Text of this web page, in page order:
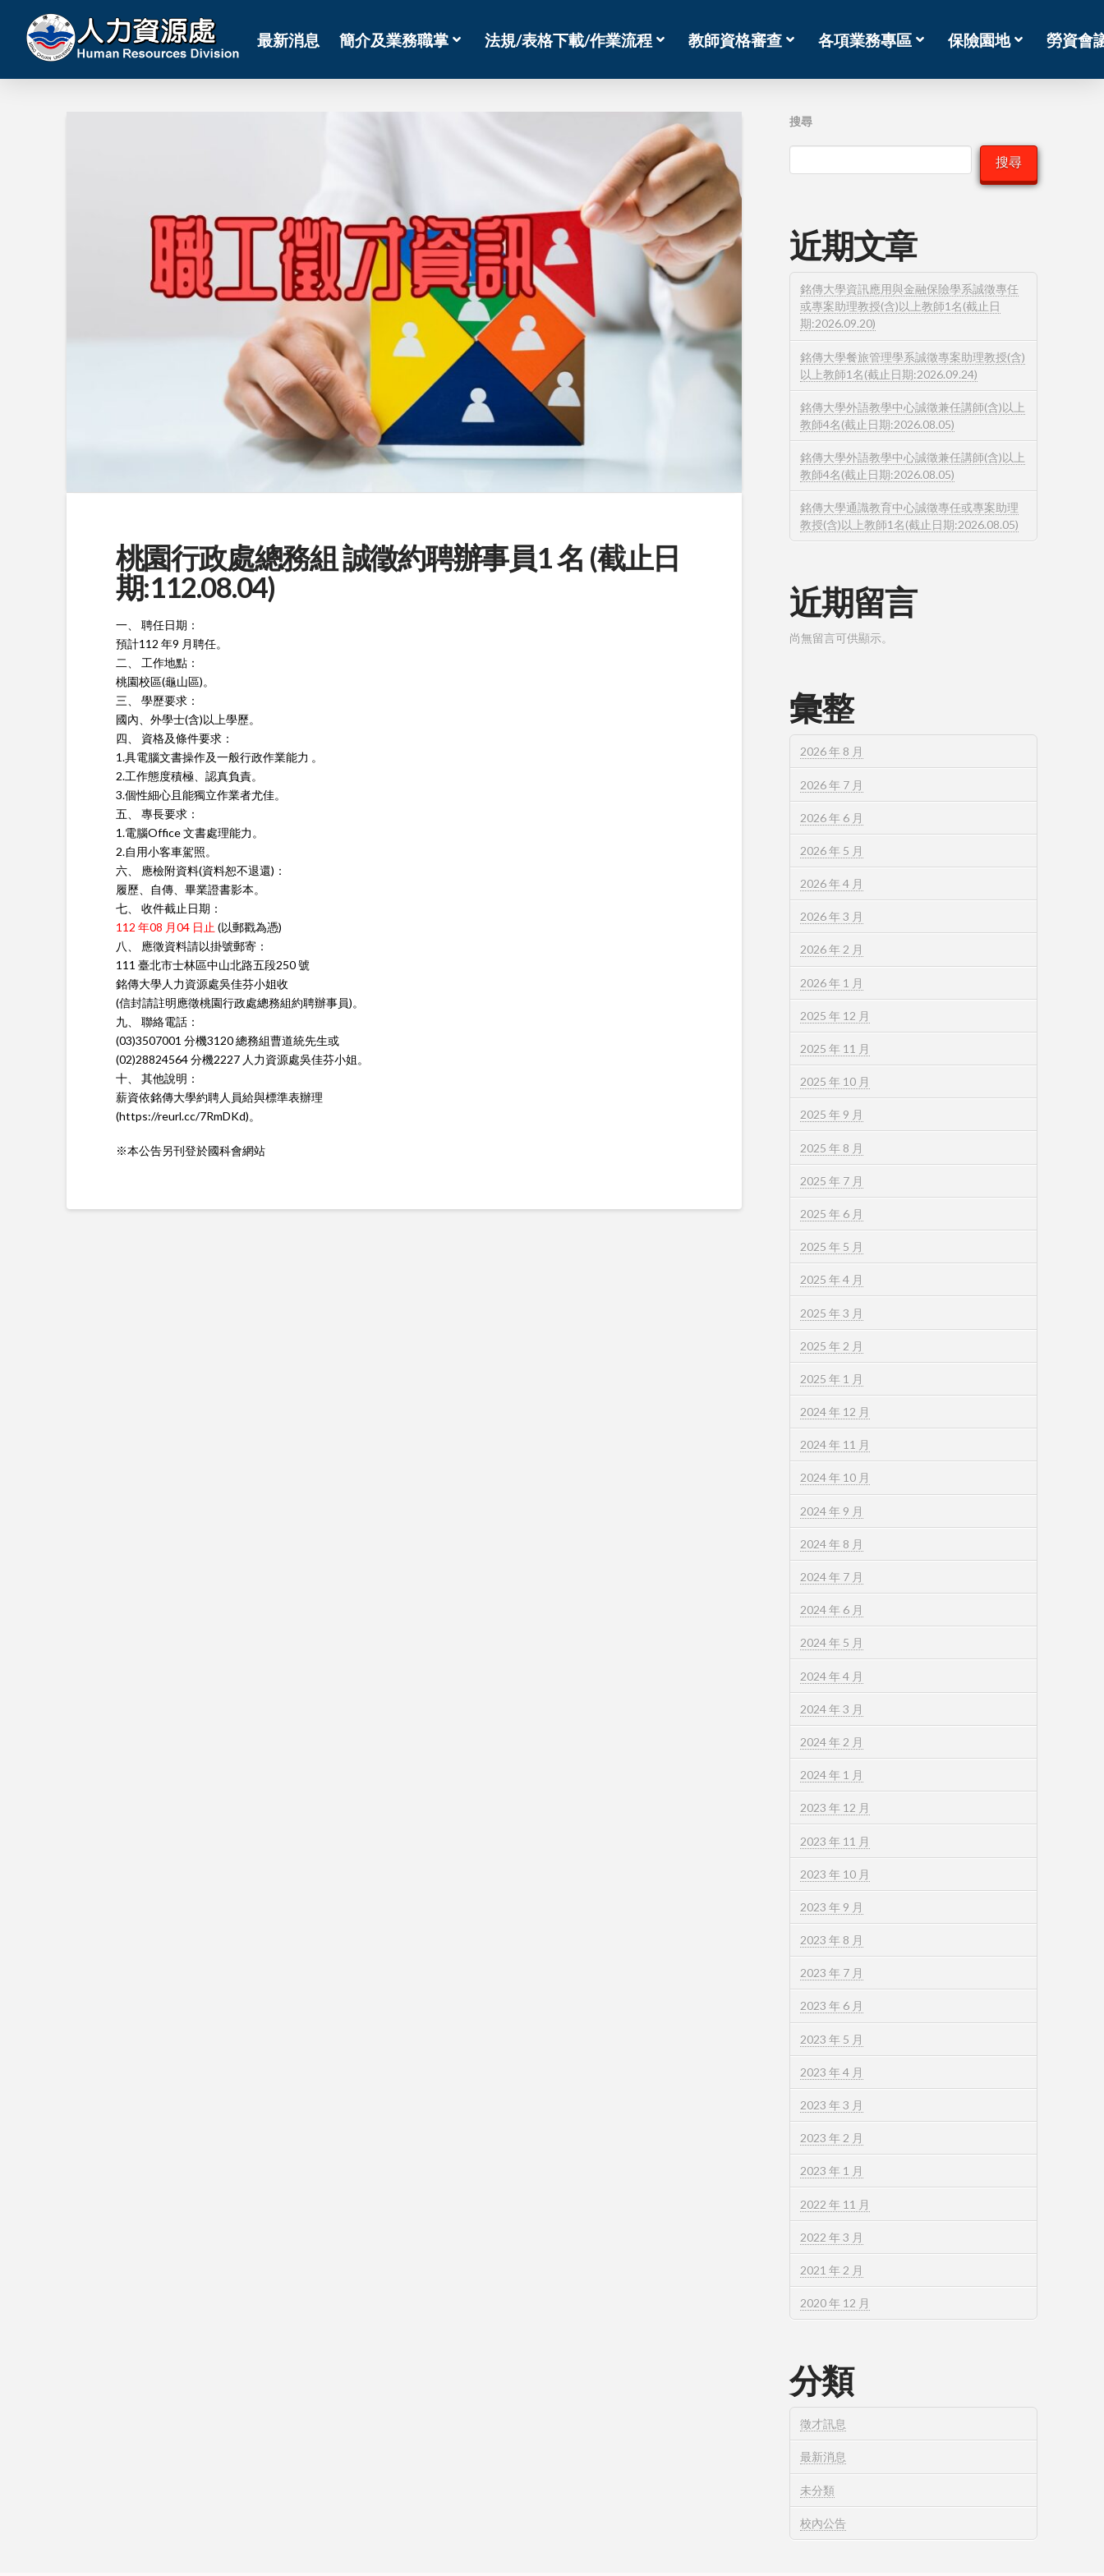
最新消息 簡介及業務職掌 法規/表格下載/作業流程 教師資格審查 各項業務專區 保險園地 勞資會
桃園行政處總務組 誠徵約聘辦事員1 名 (截止日
期:112.08.04)
一、 聘任日期：
預計112 年9 月聘任。
二、 工作地點：
桃園校區(龜山區)。
三、 學歷要求：
國內、外學士(含)以上學歷。
四、 資格及條件要求：
1.具電腦文書操作及一般行政作業能力 。
2.工作態度積極、認真負責。
3.個性細心且能獨立作業者尤佳。
五、 專長要求：
1.電腦Office 文書處理能力。
2.自用小客車駕照。
六、 應檢附資料(資料恕不退還)：
履歷、自傳、畢業證書影本。
七、 收件截止日期：
112 年08 月04 日止 (以郵戳為憑)
八、 應徵資料請以掛號郵寄：
111 臺北市士林區中山北路五段250 號
銘傳大學人力資源處吳佳芬小姐收
(信封請註明應徵桃園行政處總務組約聘辦事員)。
九、 聯絡電話：
(03)3507001 分機3120 總務組曹道統先生或
(02)28824564 分機2227 人力資源處吳佳芬小姐。
十、 其他說明：
薪資依銘傳大學約聘人員給與標準表辦理
(https://reurl.cc/7RmDKd)。
※本公告另刊登於國科會網站
搜尋
搜尋
近期文章
銘傳大學資訊應用與金融保險學系誠徵專任
或專案助理教授(含)以上教師1名(截止日
期:2026.09.20)
銘傳大學餐旅管理學系誠徵專案助理教授(含)
以上教師1名(截止日期:2026.09.24)
銘傳大學外語教學中心誠徵兼任講師(含)以上
教師4名(截止日期:2026.08.05)
銘傳大學外語教學中心誠徵兼任講師(含)以上
教師4名(截止日期:2026.08.05)
銘傳大學通識教育中心誠徵專任或專案助理
教授(含)以上教師1名(截止日期:2026.08.05)
近期留言
尚無留言可供顯示。
彙整
2026 年 8 月
2026 年 7 月
2026 年 6 月
2026 年 5 月
2026 年 4 月
2026 年 3 月
2026 年 2 月
2026 年 1 月
2025 年 12 月
2025 年 11 月
2025 年 10 月
2025 年 9 月
2025 年 8 月
2025 年 7 月
2025 年 6 月
2025 年 5 月
2025 年 4 月
2025 年 3 月
2025 年 2 月
2025 年 1 月
2024 年 12 月
2024 年 11 月
2024 年 10 月
2024 年 9 月
2024 年 8 月
2024 年 7 月
2024 年 6 月
2024 年 5 月
2024 年 4 月
2024 年 3 月
2024 年 2 月
2024 年 1 月
2023 年 12 月
2023 年 11 月
2023 年 10 月
2023 年 9 月
2023 年 8 月
2023 年 7 月
2023 年 6 月
2023 年 5 月
2023 年 4 月
2023 年 3 月
2023 年 2 月
2023 年 1 月
2022 年 11 月
2022 年 3 月
2021 年 2 月
2020 年 12 月
分類
徵才訊息
最新消息
未分類
校內公告